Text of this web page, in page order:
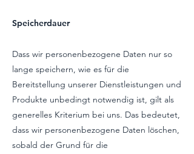
Speicherdauer
Dass wir personenbezogene Daten nur so
lange speichern, wie es für die
Bereitstellung unserer Dienstleistungen und
Produkte unbedingt notwendig ist, gilt als
generelles Kriterium bei uns. Das bedeutet,
dass wir personenbezogene Daten löschen,
sobald der Grund für die